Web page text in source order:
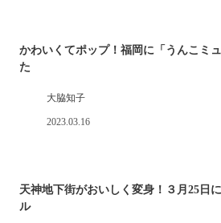
かわいくてポップ！福岡に「うんこミ
た
大脇知子
2023.03.16
天神地下街がおいしく変身！３月25日
ル